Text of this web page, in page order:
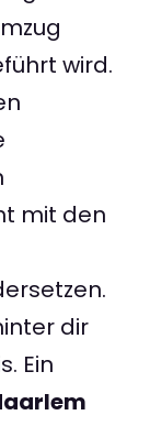
wird.
mit den
dir
Ein